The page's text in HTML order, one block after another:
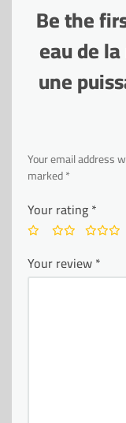
Be the
eau de
une
Your email address
marked*
Your rating*
Your review*